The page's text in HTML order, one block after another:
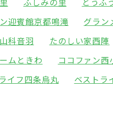
迎賓館京都鳴滝
グラン
科音羽
たのしい家西陣
ムときわ
ココファン西
イフ四条烏丸
ベストラ